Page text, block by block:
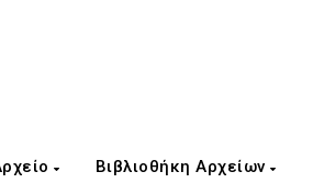
Βιβλιοθήκη Αρχείων